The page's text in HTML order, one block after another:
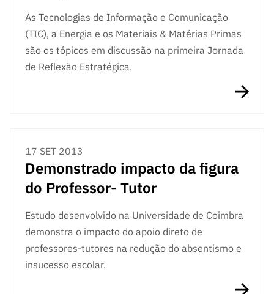
As Tecnologias de Informação e Comunicação
(TIC), a Energia e os Materiais & Matérias Primas
são os tópicos em discussão na primeira Jornada
de Reflexão Estratégica.
17 SET 2013
Demonstrado impacto da figura
do Professor- Tutor
Estudo desenvolvido na Universidade de Coimbra
demonstra o impacto do apoio direto de
professores-tutores na redução do absentismo e
insucesso escolar.